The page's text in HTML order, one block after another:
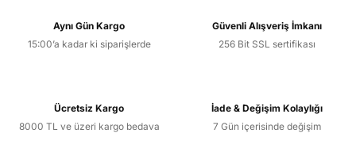
Ürün resmi kalitesiz, bozuk veya görüntülenemiyor.
Ürün fiyatı diğer sitelerden daha pahalı.
Bu ürüne benzer farklı alternatifler olmalı.
Aynı Gün Kargo
15:00’a kadar ki siparişlerde
Güvenli Alışveriş İmkanı
256 Bit SSL sertifikası
Ücretsiz Kargo
8000 TL ve üzeri kargo bedava
İade & Değişim Kolaylığı
7 Gün içerisinde değişim